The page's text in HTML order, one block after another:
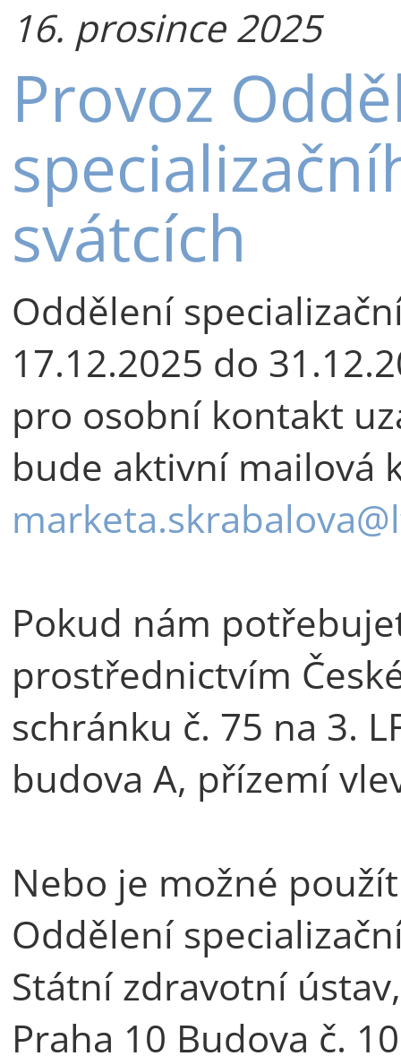
16. prosince 2025
Provoz
svátcích
Oddělení
17.12.2025 do
pro osobní kontakt
bude aktivní mailová
Pokud nám
prostřednictvím
schránku č. 75 na 3.
budova A, přízemí
Nebo je možné
Oddělení
Státní zdravotní
Praha 10 Budova č.